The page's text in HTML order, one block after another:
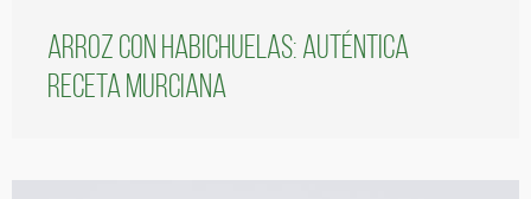
Arroz con habichuelas: auténtica
receta murciana